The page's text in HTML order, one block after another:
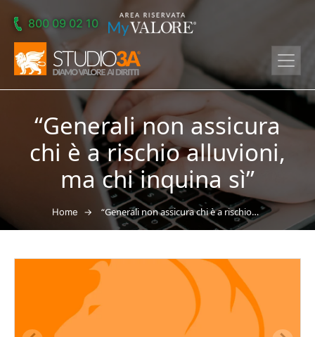
Skip to main content
800 09 02 10
“Generali non assicura
chi è a rischio alluvioni,
ma chi inquina sì”
Home → “Generali non assicura chi è a rischio alluvioni, ma chi inquina sì”